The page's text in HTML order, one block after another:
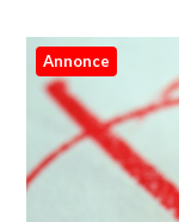
Annonce